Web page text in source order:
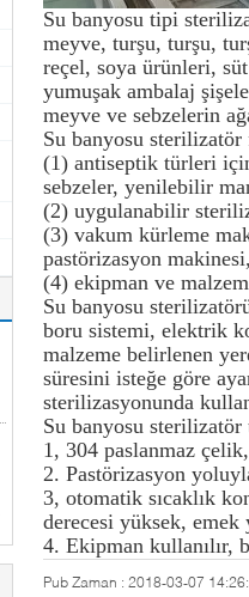
Su banyosu tipi
meyve, turşu, turşu,
reçel, soya ürünleri,
yumuşak ambalaj
meyve ve sebzelerin
Su banyosu sterilizatör
(1) antiseptik türleri
sebzeler, yenilebilir
(2) uygulanabilir
(3) vakum kürleme
pastörizasyon
(4) ekipman ve
Su banyosu
boru sistemi, elektrik
malzeme belirlenen
süresini isteğe göre
sterilizasyonunda
Su banyosu
1, 304 paslanmaz
2. Pastörizasyon
3, otomatik sıcaklık
derecesi yüksek,
4. Ekipman kullanılır,
Pub Zaman : 2018-03-07